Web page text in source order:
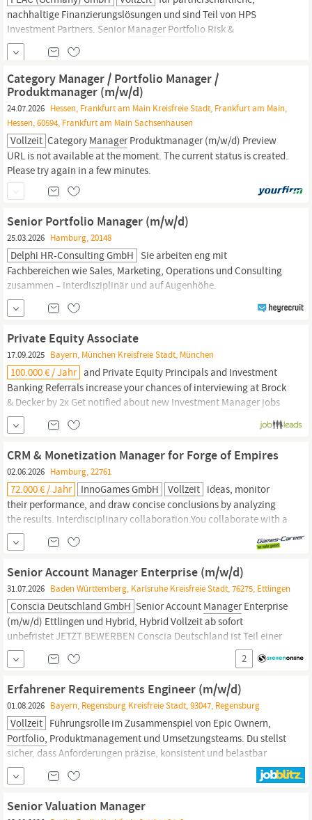
nachhaltige Finanzierungslösungen und sind Teil von HPS
Investment Partners. Senior Manager Portfolio Risk &
Underwriting Strategy (m/w/d) Ganzheitliche
Strategieentwicklung: Entwicklung und Steuerung der
Kreditrichtlinie über den gesamten Kreditlebenszyklus hinweg -
von der automatisierten
Category Manager / Portfolio Manager /
Produktmanager (m/w/d)
24.07.2026 Hessen, Frankfurt am Main Kreisfreie Stadt, Frankfurt am Main,
Hessen, 60594, Frankfurt am Main Sachsenhausen
Vollzeit Category ManagerProduktmanager (m/w/d) Preview
URL is not available at the moment. The current status is created.
Please try again in a few minutes.
Senior Portfolio Manager (m/w/d)
25.03.2026 Hamburg, 20148
Delphi HR-Consulting GmbH Sie arbeiten eng mit
Fachbereichen wie Sales, Marketing, Operations und Consulting
zusammen – interdisziplinär und auf Augenhöhe.
Marktorientierung: Sie analysieren Markttrends und
Wettbewerber und leiten daraus kundenzentrierte Servicelogiken
Portfolio-/Produktmanagement
Private Equity Associate
17.09.2025 Bayern, München Kreisfreie Stadt, München
100.000 € / Jahr and Private Equity Principals and Investment
Banking Referrals increase your chances of interviewing at Brock
& Decker by 2x Get notified about new Investment Manager jobs
in Munich, Bavaria, Germany. Investment
Infrastructure Equity Asset Management (m|w|d) Investment
Acquisitions &PortfolioManager(m/w/d)
CRM & Monetization Manager for Forge of Empires
02.06.2026 Hamburg, 22761
72.000 € / Jahr InnoGames GmbH Vollzeit ideas, monitor
their performance, and draw concise conclusions by analyzing
the results. Interdisciplinary collaboration.You collaborate with a
variety of stakeholders in an interdisciplinary environment and
coordinate your topics across departments, including product
game designers, developers, and artists. Innovation
drive.You shape the...
Senior Account Manager Enterprise (m/w/d)
31.07.2026 Baden Württemberg, Karlsruhe Kreisfreie Stadt, 76275, Ettlingen
Conscia Deutschland GmbH Senior Account ManagerEnterprise
(m/w/d) Ettlingen und Hybrid, Hybrid Vollzeit ab sofort
unbefristet JETZT BEWERBEN Conscia Deutschland ist Teil einer
führenden europäischen IT-Spezialistengruppe mit Fokus auf
Networking, Cybersecurity, Cloud, Collaboration und Managed
Services. Wir unterstützen unsere Kunden dabei, sichere,
zuverlässige und
2
Erfahrener Requirements Engineer (m/w/d)
01.08.2026 Bayern, Regensburg Kreisfreie Stadt, 93047, Regensburg
Vollzeit Führungsrolle im Zusammenspiel von Epic Ownern,
Portfolio, Produktmanagement und Umsetzungsteams. Du stellst
sicher, dass Anforderungen präzise, konsistent und belastbar
beschrieben sind und über mehrere Teams sowie Agile Release
Trains hinweg kohärent umgesetzt werden – und leistest damit
Senior Valuation Manager